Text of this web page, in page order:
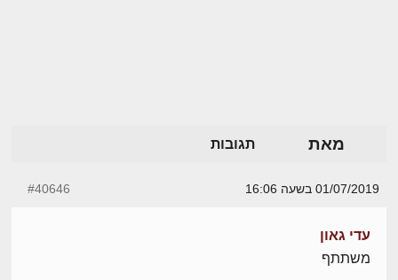
מאת תגובות
01/07/2019 בשעה 16:06 #40646
עדי גאון
משתתף